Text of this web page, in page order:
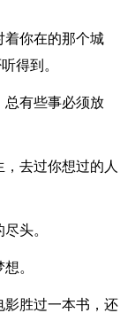
着你在的那个城
得到。
总有些事必须放
去过你想过的人
头。
。
影胜过一本书，还